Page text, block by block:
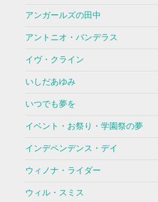
アンガールズの田中
アントニオ・バンデラス
イヴ・クライン
いしだあゆみ
いつでも夢を
イベント・お祭り・学園祭の夢
インデペンデンス・デイ
ウィノナ・ライダー
ウィル・スミス